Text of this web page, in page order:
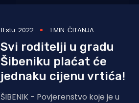
11 stu. 2022 1 MIN. ČITANJA
Svi roditelji u gradu
Šibeniku plaćat će
jednaku cijenu vrtića!
ŠIBENIK - Povjerenstvo koje je u